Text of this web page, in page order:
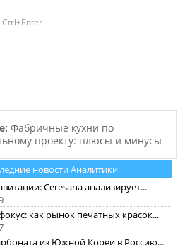
Фабричные кухни по
проекту: плюсы и минусы
новости Аналитики
Ceresana анализирует...
как рынок печатных красок...
из Южной Кореи в Россию...